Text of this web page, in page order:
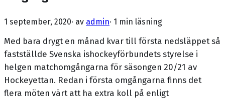
1 september, 2020· av admin· 1 min läsning
Med bara drygt en månad kvar till första nedsläppet så
fastställde Svenska ishockeyförbundets styrelse i
helgen matchomgångarna för säsongen 20/21 av
Hockeyettan. Redan i första omgångarna finns det
flera möten värt att ha extra koll på enligt